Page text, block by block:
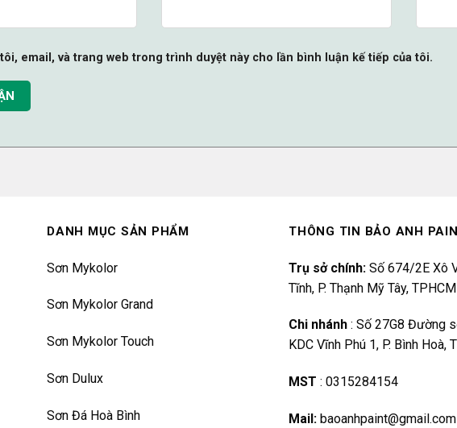
email, và trang web trong trình duyệt này cho lần bình luận kế tiếp của tôi.
DANH MỤC SẢN PHẨM
Sơn Mykolor
Sơn Mykolor Grand
Sơn Mykolor Touch
Sơn Dulux
Sơn Đá Hoà Bình
THÔNG TIN BẢO ANH
Trụ sở chính: Số 674/2E Xô
Tĩnh, P. Thạnh Mỹ Tây, TPHCM
Chi nhánh : Số 27G8 Đường
KDC Vĩnh Phú 1, P. Bình Hoà,
MST : 0315284154
Mail: baoanhpaint@gmail.com